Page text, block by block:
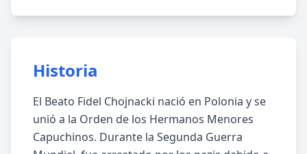
Historia
El Beato Fidel Chojnacki nació en Polonia y se
unió a la Orden de los Hermanos Menores
Capuchinos. Durante la Segunda Guerra